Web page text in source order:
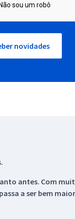
novidades
antes. Com
a ser bem